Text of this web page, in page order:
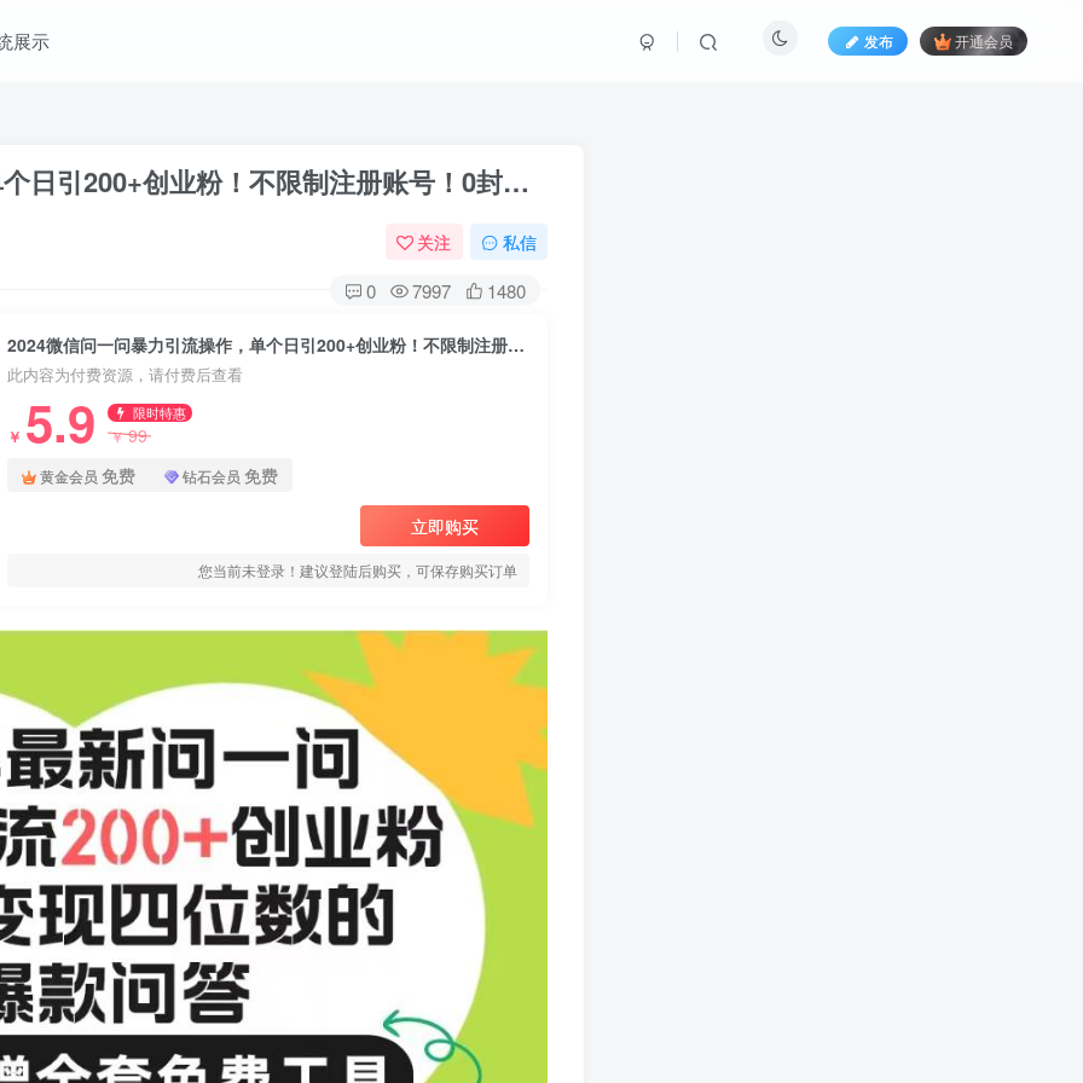
展示 发布 开通会员
日引200+创业粉！不限制注册账号！0封…
关注 私信
0 7997 1480
2024微信问一问暴力引流操作，单个日引200+创业粉！不限制注册账号！0封…
此内容为付费资源，请付费后查看
￥ 5.9 限时特惠
￥99
黄金会员 免费 钻石会员 免费
立即购买
您当前未登录！建议登陆后购买，可保存购买订单